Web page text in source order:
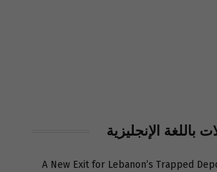
باللغة الإنجليزية
A New Exit for Lebanon’s Trapped